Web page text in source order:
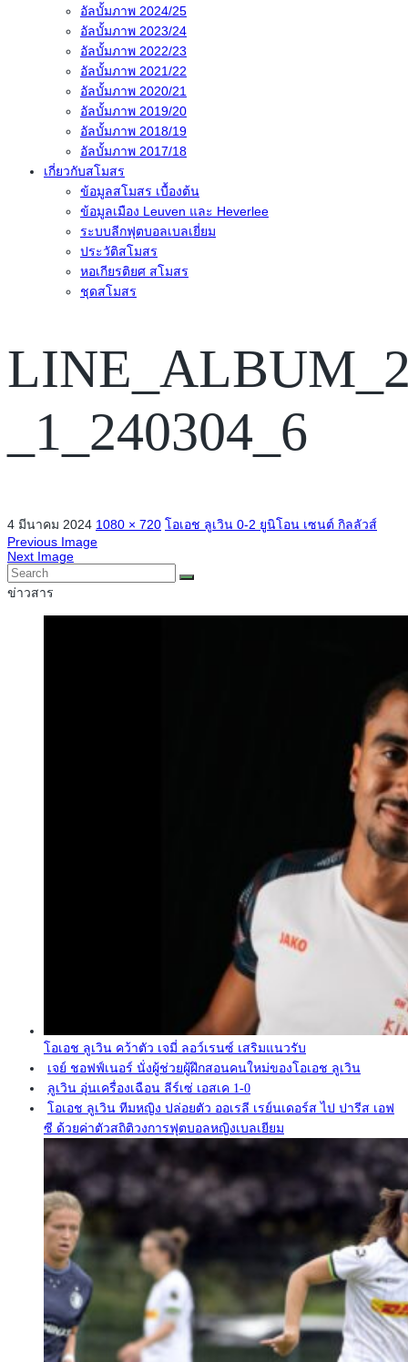
อัลบั้มภาพ 2024/25
อัลบั้มภาพ 2023/24
อัลบั้มภาพ 2022/23
อัลบั้มภาพ 2021/22
อัลบั้มภาพ 2020/21
อัลบั้มภาพ 2019/20
อัลบั้มภาพ 2018/19
อัลบั้มภาพ 2017/18
เกี่ยวกับสโมสร
ข้อมูลสโมสร เบื้องต้น
ข้อมูลเมือง Leuven และ Heverlee
ระบบลีกฟุตบอลเบลเยี่ยม
ประวัติสโมสร
หอเกียรติยศ สโมสร
ชุดสโมสร
_1_240304_6
4 มีนาคม 2024 1080 × 720 โอเอช ลูเวิน 0-2 ยูนิโอน เซนต์ กิลลัวส์
Previous Image
Next Image
ข่าวสาร
โอเอช ลูเวิน คว้าตัว เจมี่ ลอว์เรนซ์ เสริมแนวรับ
เจย์ ชอฟฟ์เนอร์ นั่งผู้ช่วยผู้ฝึกสอนคนใหม่ของโอเอช ลูเวิน
ลูเวิน อุ่นเครื่องเฉือน ลีร์เซ่ เอสเค 1-0
โอเอช ลูเวิน ทีมหญิง ปล่อยตัว ออเรลี เรย์นเดอร์ส ไป ปารีส เอฟ
ซี ด้วยค่าตัวสถิติวงการฟุตบอลหญิงเบลเยียม